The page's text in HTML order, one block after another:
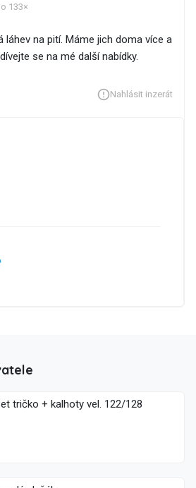
133×
láhev na pití. Máme jich doma více a
se na mé další nabídky.
Nahlásit inzerát
tričko + kalhoty vel. 122/128